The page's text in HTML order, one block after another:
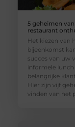
5 geheimen
restaurant
Het kiezen van
bijeenkomst
succes van uw
informele lunch
belangrijke
Hier zijn vijf
vinden van het